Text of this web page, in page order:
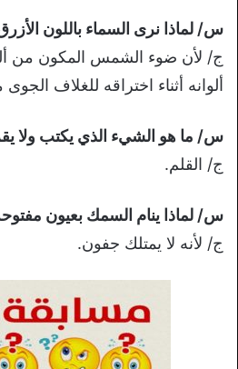
س/ لماذا نرى السماء باللون
ج/ لأن ضوء الشمس المكون من
ألوانه أثناء اختراقه للغلاف
س/ ما هو الشيء الذي يكتب ولا
ج/ القلم.
س/ لماذا ينام السمك بعيون
ج/ لأنه لا يمتلك جفون.